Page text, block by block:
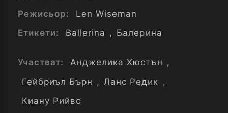
Режисьор:
Len Wiseman
Етикети:
Ballerina , Балерина
Участват: Анджелика Хюстън ,
Гейбриъл Бърн , Ланс Редик ,
Киану Рийвс